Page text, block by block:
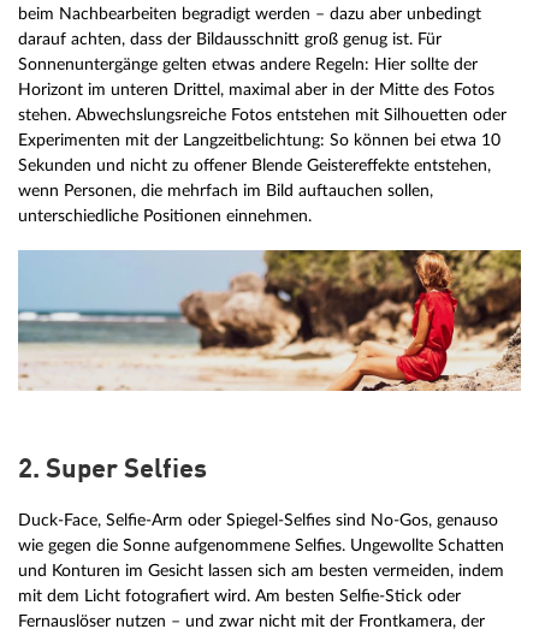
beim Nachbearbeiten begradigt werden – dazu aber unbedingt
darauf achten, dass der Bildausschnitt groß genug ist. Für
Sonnenuntergänge gelten etwas andere Regeln: Hier sollte der
Horizont im unteren Drittel, maximal aber in der Mitte des Fotos
stehen. Abwechslungsreiche Fotos entstehen mit Silhouetten oder
Experimenten mit der Langzeitbelichtung: So können bei etwa 10
Sekunden und nicht zu offener Blende Geistereffekte entstehen,
wenn Personen, die mehrfach im Bild auftauchen sollen,
unterschiedliche Positionen einnehmen.
2. Super Selfies
Duck-Face, Selfie-Arm oder Spiegel-Selfies sind No-Gos, genauso
wie gegen die Sonne aufgenommene Selfies. Ungewollte Schatten
und Konturen im Gesicht lassen sich am besten vermeiden, indem
mit dem Licht fotografiert wird. Am besten Selfie-Stick oder
Fernauslöser nutzen – und zwar nicht mit der Frontkamera, der